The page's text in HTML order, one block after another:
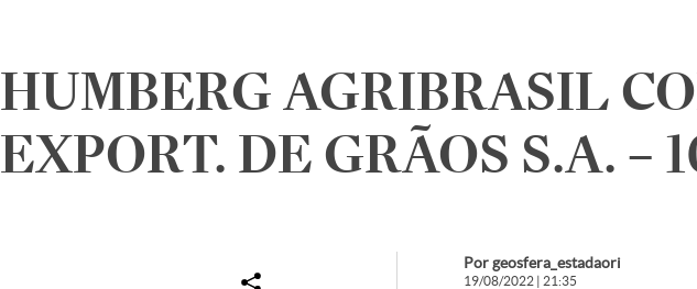
HUMBERG AGRIBRASIL
EXPORT. DE GRÃOS S.A. –
Por geosfera_estadaori
19/08/2022 | 21:35